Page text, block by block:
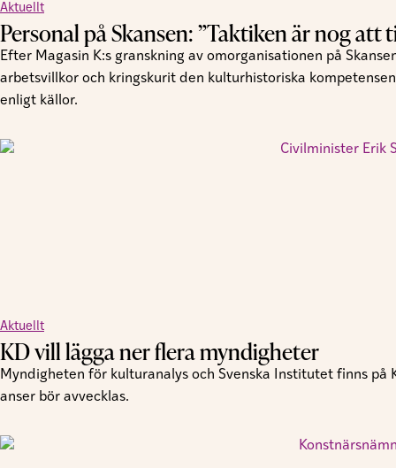
Aktuellt
Personal på Skansen: ”Taktiken är nog att
Efter Magasin K:s granskning av omorganisationen på
arbetsvillkor och kringskurit den kulturhistoriska
enligt källor.
Aktuellt
KD vill lägga ner flera myndigheter
Myndigheten för kulturanalys och Svenska Institutet finns
anser bör avvecklas.